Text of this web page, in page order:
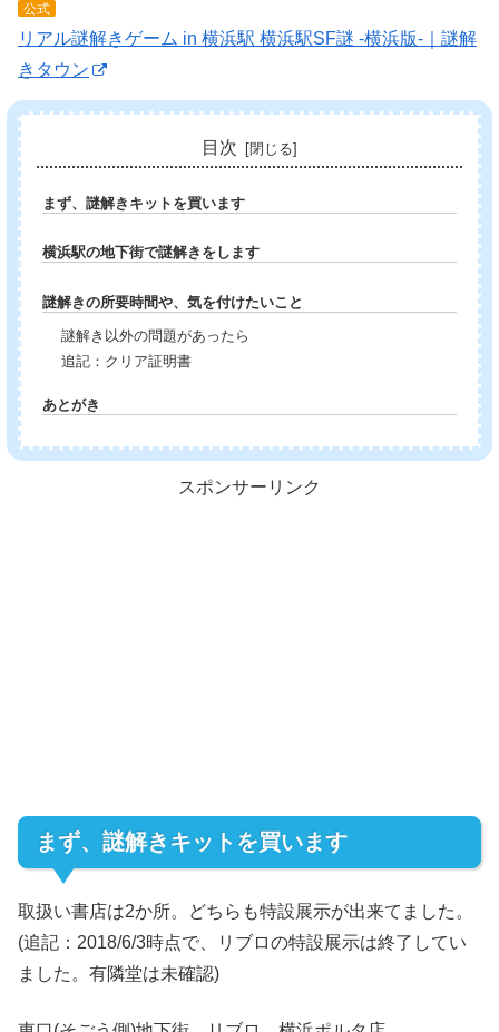
公式
リアル謎解きゲーム in 横浜駅 横浜駅SF謎 -横浜版-｜謎解
きタウン
目次
まず、謎解きキットを買います
横浜駅の地下街で謎解きをします
謎解きの所要時間や、気を付けたいこと
謎解き以外の問題があったら
追記：クリア証明書
あとがき
スポンサーリンク
まず、謎解きキットを買います
取扱い書店は2か所。どちらも特設展示が出来てました。
(追記：2018/6/3時点で、リブロの特設展示は終了してい
ました。有隣堂は未確認)